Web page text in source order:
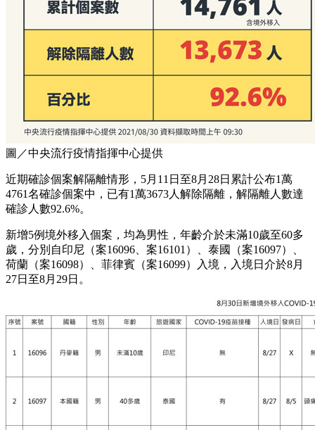
圖／中央流行疫情指揮中心提供
近期確診個案解隔離情形，5月11日至8月28日累計公布1萬
4761名確診個案中，已有1萬3673人解除隔離，解隔離人數達
確診人數92.6%。
新增5例境外移入個案，均為男性，年齡介於未滿10歲至60多
歲，分別自印尼（案16096、案16101）、泰國（案16097）、
荷蘭（案16098）、菲律賓（案16099）入境，入境日介於8月
27日至8月29日。